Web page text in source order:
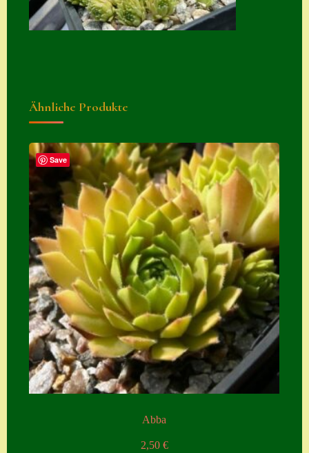
Shop
Versand von
Semps
Warenkorb
Warenkorb
Widerrufsbelehru
ng
Zahlung
Zahlungs- &
Versandinfos
Zubehör
Zubehör
Ähnliche Produkte
Save
Abba
2,50 €